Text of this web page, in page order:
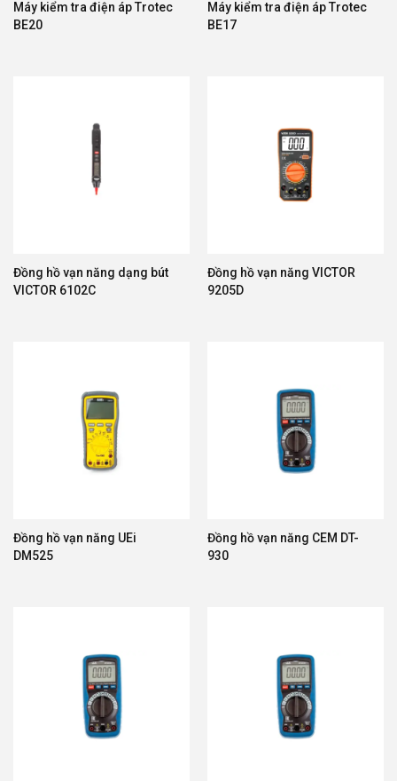
Máy kiểm tra điện áp Trotec
BE20
Máy kiểm tra điện áp Trotec
BE17
Đồng hồ vạn năng dạng bút
VICTOR 6102C
Đồng hồ vạn năng VICTOR
9205D
Đồng hồ vạn năng UEi
DM525
Đồng hồ vạn năng CEM DT-
930